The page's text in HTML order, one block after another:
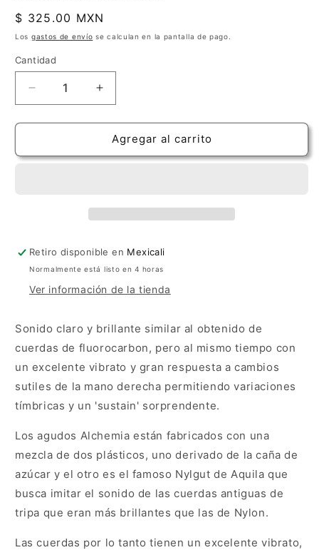
ventana
modal
Precio
habitual
$ 325.00 MXN
Los gastos de envío se calculan en la pantalla de pago.
Cantidad
Cantidad
Reducir
cantidad
para
Alchemia
Aumentar
cantidad
para
Aquila
Alchemia
Agregar al carrito
Retiro disponible en Mexicali
Normalmente está listo en 4 horas
Ver información de la tienda
Sonido claro y brillante similar al obtenido de
cuerdas de fluorocarbon, pero al mismo tiempo con
un excelente vibrato y gran respuesta a cambios
sutiles de la mano derecha permitiendo variaciones
tímbricas y un 'sustain' sorprendente.
Los agudos Alchemia están fabricados con una
mezcla de dos plásticos, uno derivado de la caña de
azúcar y el otro es el famoso Nylgut de Aquila que
busca imitar el sonido de las cuerdas antiguas de
tripa que eran más brillantes que las de Nylon.
Las cuerdas por lo tanto tienen un excelente vibrato,